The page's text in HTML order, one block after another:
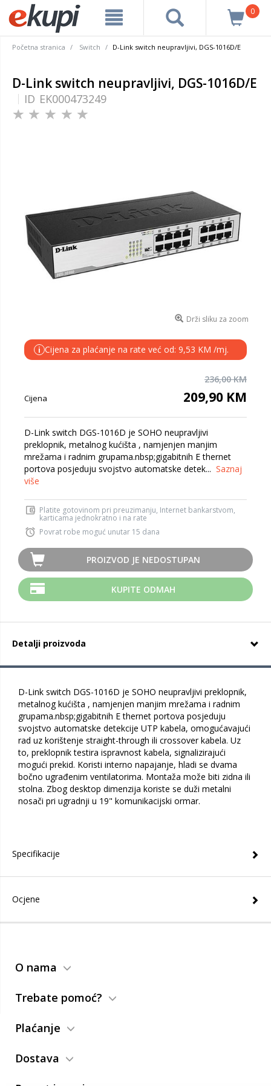
0
Početna stranica Switch D-Link switch neupravljivi, DGS-1016D/E
D-Link switch neupravljivi, DGS-1016D/E
ID EK000473249
Drži sliku za zoom
i Cijena za plaćanje na rate već od: 9,53 KM /mj.
236,00 KM
Cijena 209,90 KM
D-Link switch DGS-1016D je SOHO neupravljivi
preklopnik, metalnog kućišta , namjenjen manjim
mrežama i radnim grupama.nbsp;gigabitnih E thernet
portova posjeduju svojstvo automatske detek... Saznaj
više
Platite gotovinom pri preuzimanju, Internet bankarstvom,
karticama jednokratno i na rate
Povrat robe moguć unutar 15 dana
PROIZVOD JE NEDOSTUPAN
KUPITE ODMAH
Detalji proizvoda
D-Link switch DGS-1016D je SOHO neupravljivi preklopnik,
metalnog kućišta , namjenjen manjim mrežama i radnim
grupama.nbsp;gigabitnih E thernet portova posjeduju
svojstvo automatske detekcije UTP kabela, omogućavajući
rad uz korištenje straight-through ili crossover kabela. Uz
to, preklopnik testira ispravnost kabela, signalizirajući
mogući prekid. Koristi interno napajanje, hladi se dvama
bočno ugrađenim ventilatorima. Montaža može biti zidna ili
stolna. Zbog desktop dimenzija koriste se duži metalni
nosači pri ugradnji u 19" komunikacijski ormar.
Specifikacije
Ocjene
O nama
Trebate pomoć?
Plaćanje
Dostava